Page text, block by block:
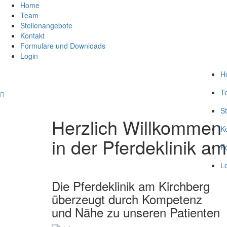
Home
Team
Stellenangebote
Kontakt
Formulare und Downloads
Login
Herzlich Willkommen
in der Pferdeklinik
Die Pferdeklinik am Kirchberg
überzeugt durch Kompetenz
und Nähe zu unseren Patienten